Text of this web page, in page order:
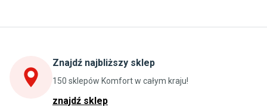
Stoły do kuchni
Szafki kuchenne wiszące (górne)
Szafki pod zlewozmywak
Blaty kuchenne laminowane
Znajdź najbliższy sklep
150 sklepów Komfort w całym kraju!
znajdź sklep